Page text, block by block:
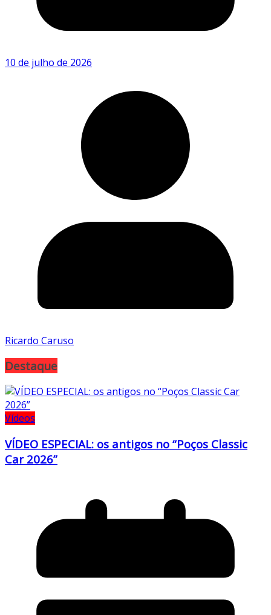
10 de julho de 2026
Ricardo Caruso
Destaque
Vídeos
VÍDEO ESPECIAL: os antigos no “Poços Classic
Car 2026”